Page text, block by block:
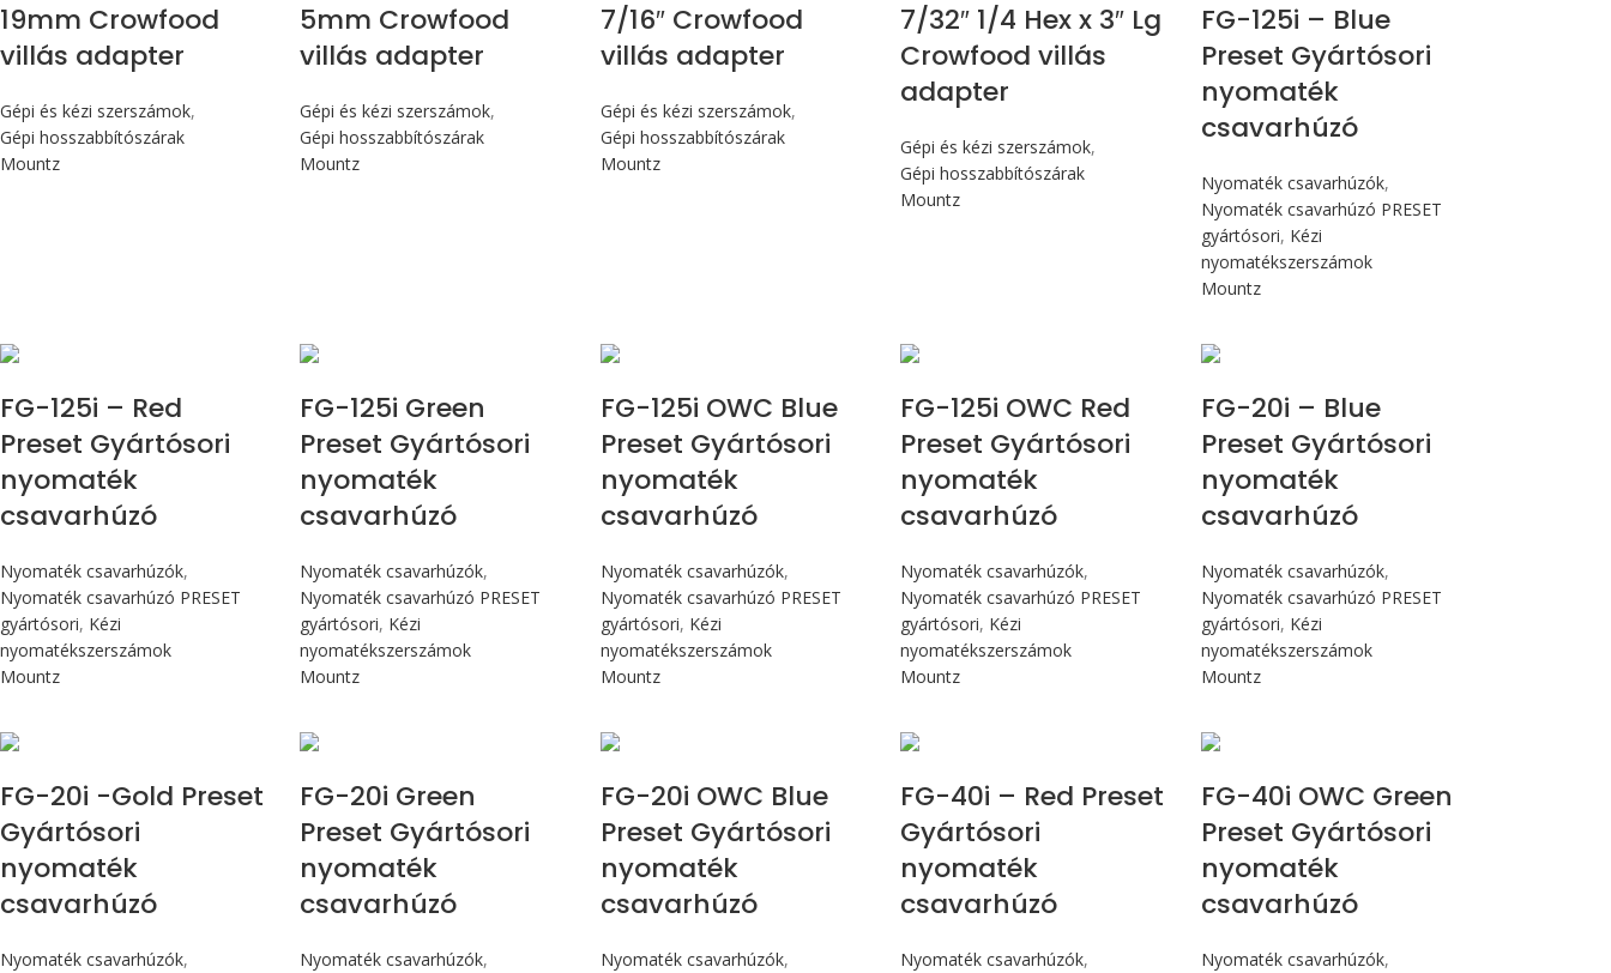
19mm Crowfood
villás adapter
Gépi és kézi szerszámok,
Gépi hosszabbítószárak
Mountz
5mm Crowfood
villás adapter
Gépi és kézi szerszámok,
Gépi hosszabbítószárak
Mountz
7/16″ Crowfood
villás adapter
Gépi és kézi szerszámok,
Gépi hosszabbítószárak
Mountz
7/32″ 1/4 Hex x 3″ Lg
Crowfood villás
adapter
Gépi és kézi szerszámok,
Gépi hosszabbítószárak
Mountz
FG-125i – Blue
Preset Gyártósori
nyomaték
csavarhúzó
Nyomaték csavarhúzók,
Nyomaték csavarhúzó PRESET
gyártósori, Kézi
nyomatékszerszámok
Mountz
FG-125i – Red
Preset Gyártósori
nyomaték
csavarhúzó
Nyomaték csavarhúzók,
Nyomaték csavarhúzó PRESET
gyártósori, Kézi
nyomatékszerszámok
Mountz
FG-125i Green
Preset Gyártósori
nyomaték
csavarhúzó
Nyomaték csavarhúzók,
Nyomaték csavarhúzó PRESET
gyártósori, Kézi
nyomatékszerszámok
Mountz
FG-125i OWC Blue
Preset Gyártósori
nyomaték
csavarhúzó
Nyomaték csavarhúzók,
Nyomaték csavarhúzó PRESET
gyártósori, Kézi
nyomatékszerszámok
Mountz
FG-125i OWC Red
Preset Gyártósori
nyomaték
csavarhúzó
Nyomaték csavarhúzók,
Nyomaték csavarhúzó PRESET
gyártósori, Kézi
nyomatékszerszámok
Mountz
FG-20i – Blue
Preset Gyártósori
nyomaték
csavarhúzó
Nyomaték csavarhúzók,
Nyomaték csavarhúzó PRESET
gyártósori, Kézi
nyomatékszerszámok
Mountz
FG-20i -Gold Preset
Gyártósori
nyomaték
csavarhúzó
Nyomaték csavarhúzók,
FG-20i Green
Preset Gyártósori
nyomaték
csavarhúzó
Nyomaték csavarhúzók,
FG-20i OWC Blue
Preset Gyártósori
nyomaték
csavarhúzó
Nyomaték csavarhúzók,
FG-40i – Red Preset
Gyártósori
nyomaték
csavarhúzó
Nyomaték csavarhúzók,
FG-40i OWC Green
Preset Gyártósori
nyomaték
csavarhúzó
Nyomaték csavarhúzók,